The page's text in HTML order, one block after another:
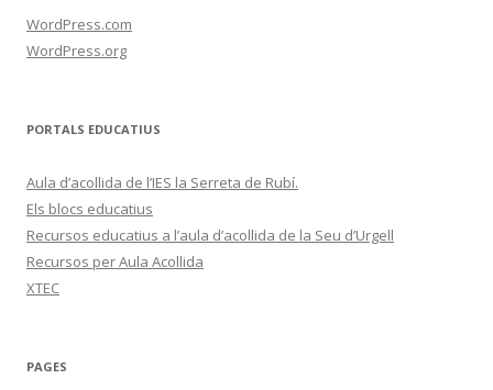
WordPress.com
WordPress.org
PORTALS EDUCATIUS
Aula d’acollida de l’IES la Serreta de Rubí.
Els blocs educatius
Recursos educatius a l’aula d’acollida de la Seu d’Urgell
Recursos per Aula Acollida
XTEC
PAGES